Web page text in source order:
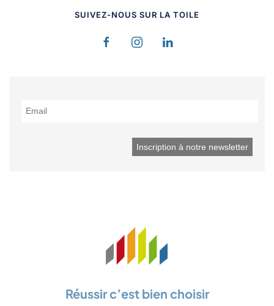
SUIVEZ-NOUS SUR LA TOILE
Réussir c’est bien choisir